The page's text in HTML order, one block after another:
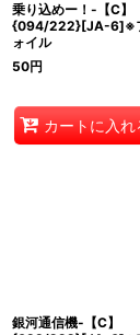
乗り込めー！-【C】
{094/222}[JA-6]※
ォイル
50円
カートに入れ
銀河通信機-【C】